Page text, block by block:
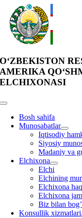
Skip
content
O‘ZBEKISTON
AMERIKA
ELCHIXONASI
Toggle
NavigationBosh sahifa
Munosabatlar
Iqtisodiy
Siyosiy
Madaniy va
Elchixona
Elchi
Elchining
Elchixona
Elchixona
Biz bilan
Konsullik xizmatlari